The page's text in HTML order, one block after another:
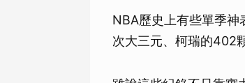
NBA歷史上有些單季
次大三元、柯瑞的402